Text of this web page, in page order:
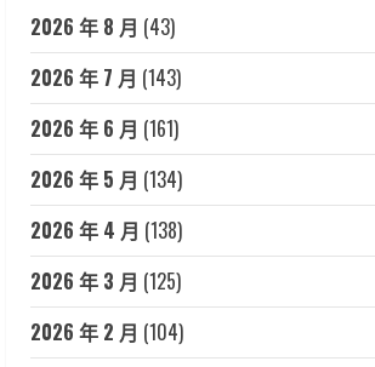
2026 年 8 月 (43)
2026 年 7 月 (143)
2026 年 6 月 (161)
2026 年 5 月 (134)
2026 年 4 月 (138)
2026 年 3 月 (125)
2026 年 2 月 (104)